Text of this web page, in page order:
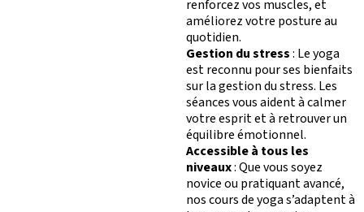
renforcez vos muscles, et
améliorez votre posture au
quotidien.
Gestion du stress: Le yoga
est reconnu pour ses bienfaits
sur la gestion du stress. Les
séances vous aident à calmer
votre esprit et à retrouver un
équilibre émotionnel.
Accessible à tous les
niveaux: Que vous soyez
novice ou pratiquant avancé,
nos cours de yoga s’adaptent à